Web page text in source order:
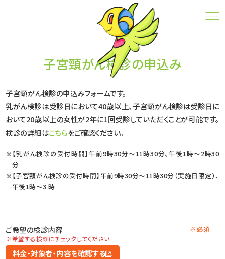
子宮頸がん検診の申込み
CONTACT
子宮頸がん検診の申込み
子宮頸がん検診の申込みフォームです。
乳がん検診は受診日において40歳以上、子宮頸がん検診は受診日に
おいて20歳以上の女性が2年に1回受診していただくことが可能です。
検診の詳細はこちらをご確認ください。
【乳がん検診の受付時間】午前9時30分～11時30分、午後1時～2時30
分
【子宮頸がん検診の受付時間】午前9時30分～11時30分（実施日限定）、
午後1時～3 時
ご希望の検診内容 ※必須
※希望する検診にチェックしてください
料金・対象者・内容を確認する